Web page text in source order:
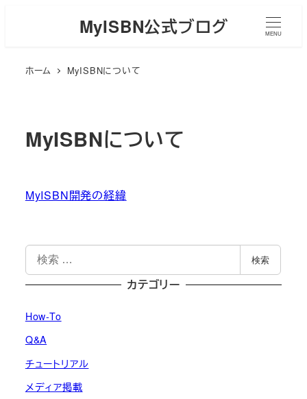
MyISBN公式ブログ MENU
ホーム MyISBNについて
MyISBNについて
MyISBN開発の経緯
索
検索
カテゴリー
How-To
Q&A
チュートリアル
メディア掲載